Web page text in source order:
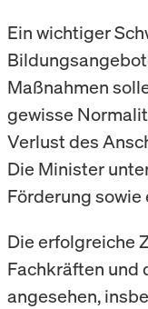
Ein wichtiger
Maßnahmen
gewisse
Verlust des
Die Minister
Förderung
Die erfolgreiche
Fachkräften und
angesehen,